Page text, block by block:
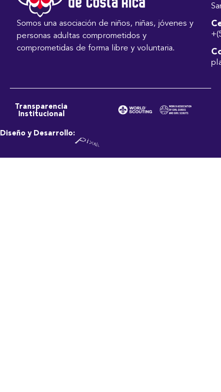
Somos una asociación de niños, niñas, jóvenes y
personas adultas comprometidos y
comprometidas de forma libre y voluntaria.
Transparencia
Institucional
Diseño y Desarrollo: